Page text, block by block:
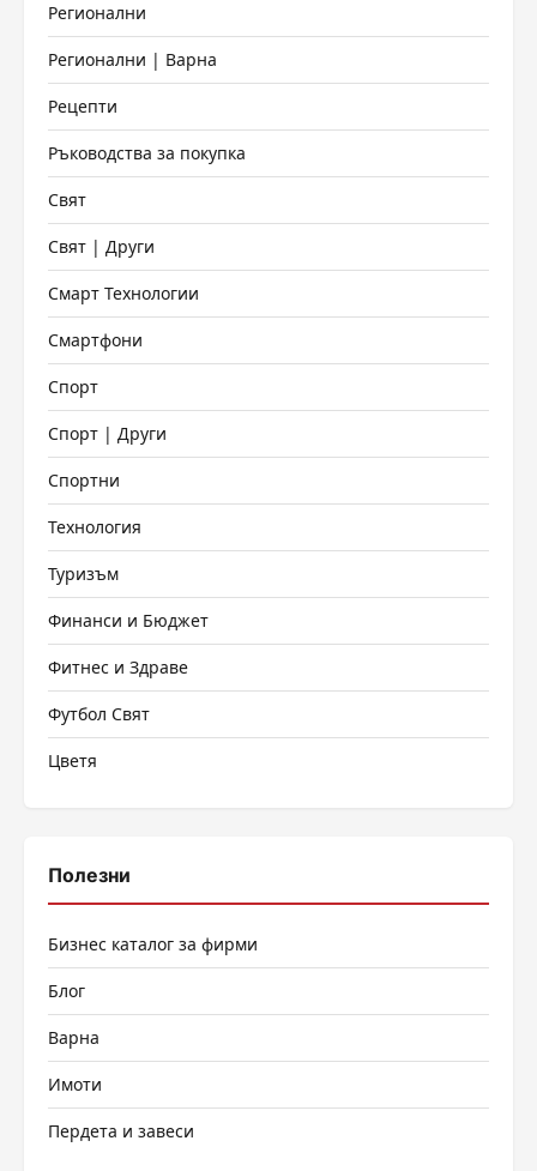
Регионални
Регионални | Варна
Рецепти
Ръководства за покупка
Свят
Свят | Други
Смарт Технологии
Смартфони
Спорт
Спорт | Други
Спортни
Технология
Туризъм
Финанси и Бюджет
Фитнес и Здраве
Футбол Свят
Цветя
Полезни
Бизнес каталог за фирми
Блог
Варна
Имоти
Пердета и завеси